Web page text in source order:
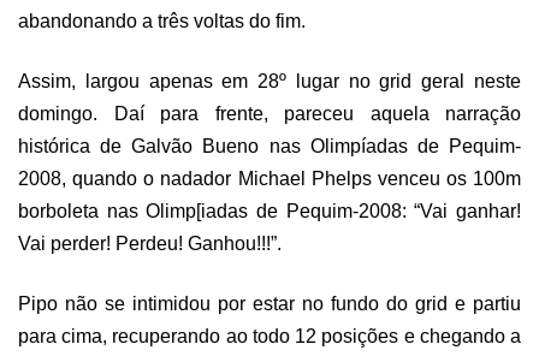
abandonando a três voltas do fim.
Assim, largou apenas em 28º lugar no grid geral neste
domingo. Daí para frente, pareceu aquela narração
histórica de Galvão Bueno nas Olimpíadas de Pequim-
2008, quando o nadador Michael Phelps venceu os 100m
borboleta nas Olimp[iadas de Pequim-2008: “Vai ganhar!
Vai perder! Perdeu! Ganhou!!!”.
Pipo não se intimidou por estar no fundo do grid e partiu
para cima, recuperando ao todo 12 posições e chegando a